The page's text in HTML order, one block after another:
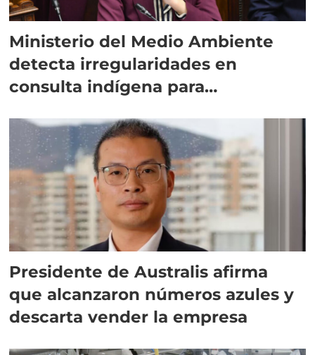
Ministerio del Medio Ambiente
detecta irregularidades en
consulta indígena para
Presidente de Australis afirma
que alcanzaron números azules y
descarta vender la empresa